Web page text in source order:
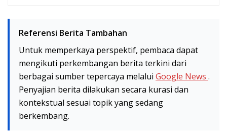
Referensi Berita Tambahan
Untuk memperkaya perspektif, pembaca dapat
mengikuti perkembangan berita terkini dari
berbagai sumber tepercaya melalui Google News .
Penyajian berita dilakukan secara kurasi dan
kontekstual sesuai topik yang sedang
berkembang.